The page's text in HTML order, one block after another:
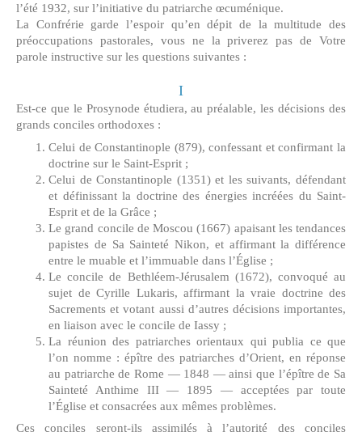
l’été 1932, sur l’initiative du patriarche œcuménique.
La Confrérie garde l’espoir qu’en dépit de la multitude des
préoccupations pastorales, vous ne la priverez pas de Votre
parole instructive sur les questions suivantes :
I
Est-ce que le Prosynode étudiera, au préalable, les décisions des
grands conciles orthodoxes :
Celui de Constantinople (879), confessant et confirmant la
doctrine sur le Saint-Esprit ;
Celui de Constantinople (1351) et les suivants, défendant
et définissant la doctrine des énergies incréées du Saint-
Esprit et de la Grâce ;
Le grand concile de Moscou (1667) apaisant les tendances
papistes de Sa Sainteté Nikon, et affirmant la différence
entre le muable et l’immuable dans l’Église ;
Le concile de Bethléem-Jérusalem (1672), convoqué au
sujet de Cyrille Lukaris, affirmant la vraie doctrine des
Sacrements et votant aussi d’autres décisions importantes,
en liaison avec le concile de Iassy ;
La réunion des patriarches orientaux qui publia ce que
l’on nomme : épître des patriarches d’Orient, en réponse
au patriarche de Rome — 1848 — ainsi que l’épître de Sa
Sainteté Anthime III — 1895 — acceptées par toute
l’Église et consacrées aux mêmes problèmes.
Ces conciles seront-ils assimilés à l’autorité des conciles